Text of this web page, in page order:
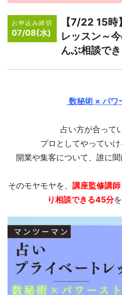
お申込み締切
07/08(水)
【7/22 15時
レッスン～
んぶ相談で
数秘術 × パワ
占い方が合って
プロとしてやっていけ
開業や集客について、誰に聞
そのモヤモヤを、 講座監修講
り相談できる45分